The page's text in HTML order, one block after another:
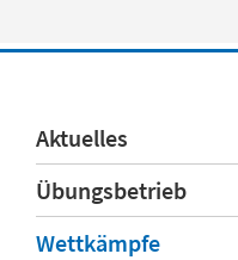
Aktuelles
Übungsbetrieb
Wettkämpfe